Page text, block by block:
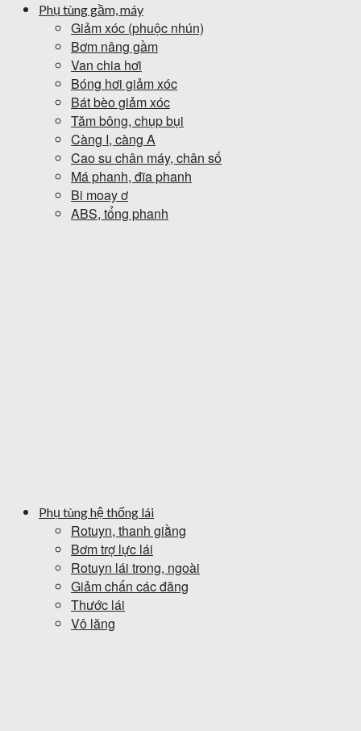
Phụ tùng gầm, máy
Giảm xóc (phuộc nhún)
Bơm nâng gầm
Van chia hơi
Bóng hơi giảm xóc
Bát bèo giảm xóc
Tăm bông, chụp bụi
Càng I, càng A
Cao su chân máy, chân số
Má phanh, đĩa phanh
Bi moay ơ
ABS, tổng phanh
Phụ tùng hệ thống lái
Rotuyn, thanh giằng
Bơm trợ lực lái
Rotuyn lái trong, ngoài
Giảm chấn các đăng
Thước lái
Vô lăng